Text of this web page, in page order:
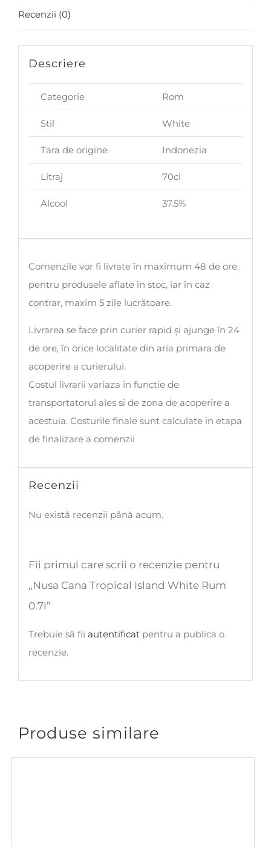
Recenzii (0)
Descriere
Categorie Rom
Stil White
Tara de origine Indonezia
Litraj 70cl
Alcool 37.5%
Comenzile vor fi livrate în maximum 48 de ore,
pentru produsele aflate în stoc, iar în caz
contrar, maxim 5 zile lucrătoare.
Livrarea se face prin curier rapid și ajunge în 24
de ore, în orice localitate din aria primara de
acoperire a curierului.
Costul livrarii variaza in functie de
transportatorul ales si de zona de acoperire a
acestuia. Costurile finale sunt calculate in etapa
de finalizare a comenzii
Recenzii
Nu există recenzii până acum.
Fii primul care scrii o recenzie pentru
„Nusa Cana Tropical Island White Rum
0.7l”
Trebuie să fii autentificatpentru a publica o
recenzie.
Produse similare